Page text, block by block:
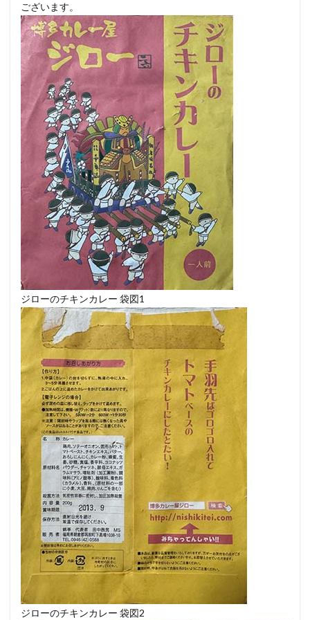
ございます。
ジローのチキンカレー 袋図1
ジローのチキンカレー 袋図2